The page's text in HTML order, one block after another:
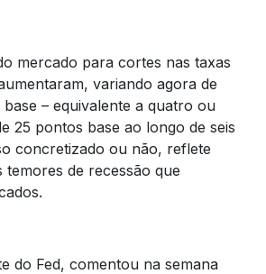
mercado para cortes nas taxas
variando agora de
base – equivalente a quatro ou
25 pontos base ao longo de seis
concretizado ou não, reflete
temores de recessão que
do Fed, comentou na semana